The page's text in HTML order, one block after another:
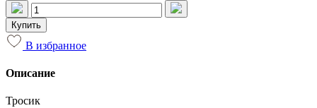
Купить
В избранное
Описание
Тросик